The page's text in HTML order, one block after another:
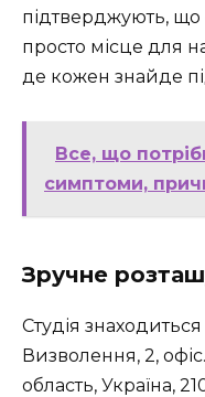
підтверджують, що
просто місце для
де кожен знайде
Все, що
симптоми,
Зручне
Студія
Визволення, 2,
область, Україна,